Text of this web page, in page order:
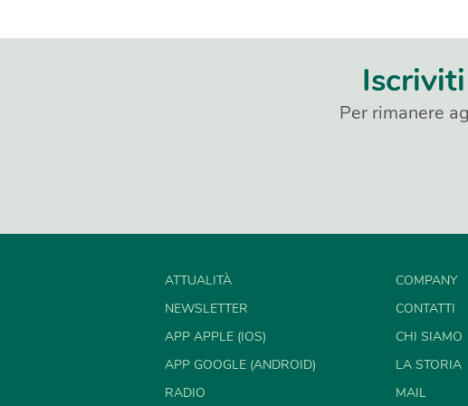
Per rimanere
ATTUALITÀ
NEWSLETTER
APP APPLE (IOS)
APP GOOGLE (ANDROID)
RADIO
COMPANY
CONTATTI
CHI SIAMO
LA STORIA
MAIL